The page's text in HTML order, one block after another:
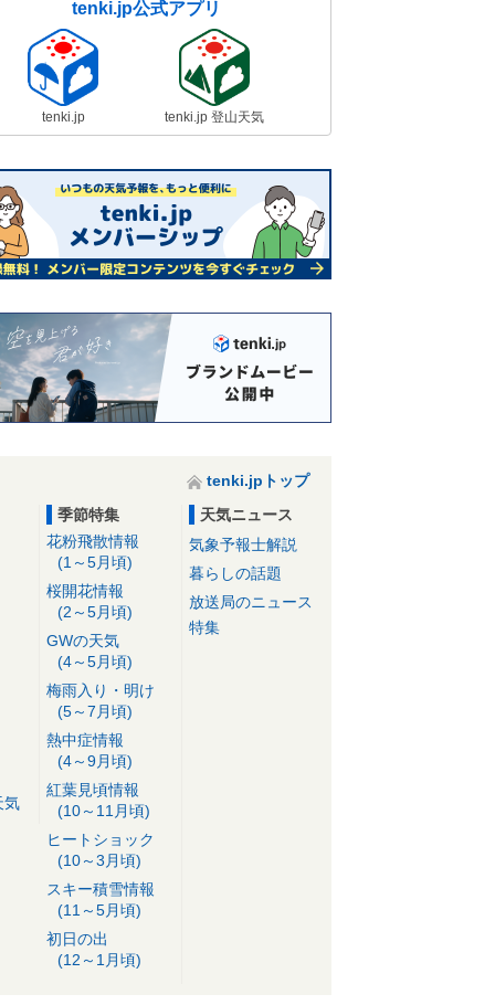
tenki.jp公式アプリ
tenki.jp tenki.jp 登山天気
tenki.jpトップ
気
季節特集
花粉飛散情報
(1～5月頃)
桜開花情報
(2～5月頃)
GWの天気
(4～5月頃)
梅雨入り・明け
(5～7月頃)
熱中症情報
(4～9月頃)
紅葉見頃情報
(10～11月頃)
ヒートショック
(10～3月頃)
スキー積雪情報
(11～5月頃)
初日の出
(12～1月頃)
天気ニュース
気象予報士解説
暮らしの話題
放送局のニュース
特集